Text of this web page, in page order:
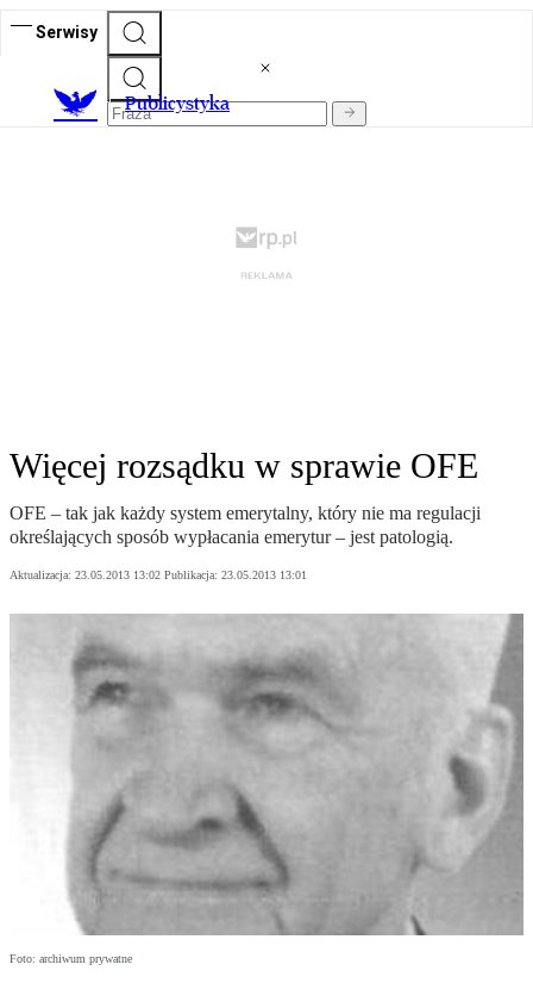
Serwisy
Publicystyka
Więcej rozsądku w sprawie OFE
OFE – tak jak każdy system emerytalny, który nie ma regulacji
określających sposób wypłacania emerytur – jest patologią.
Aktualizacja: 23.05.2013 13:02 Publikacja: 23.05.2013 13:01
Foto: archiwum prywatne